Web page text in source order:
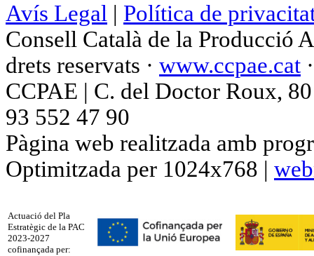
Avís Legal | Política de
Consell Català de la Producció
drets reservats · www.ccpae.cat
CCPAE | C. del Doctor Roux,
93 552 47 90
Pàgina web realitzada amb
Optimitzada per 1024x768 |
Actuació del Pla
Estratègic de la PAC
2023-2027
cofinançada per: